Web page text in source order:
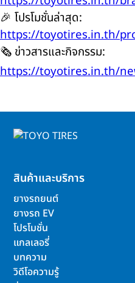
🎉 โปรโมชั่นล่าสุด:
https://toyotires.in.th/
🗞️ ข่าวสารและกิจกรรม:
https://toyotires.in.th/
สินค้าและบริการ
ยางรถยนต์
ยางรถ EV
โปรโมชั่น
แกลเลอรี่
บทความ
วิดีโอความรู้